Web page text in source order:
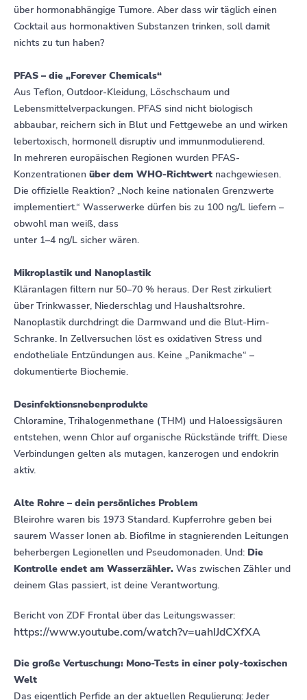
über hormonabhängige Tumore. Aber dass wir täglich einen
Cocktail aus hormonaktiven Substanzen trinken, soll damit
nichts zu tun haben?
PFAS – die „Forever Chemicals“
Aus Teflon, Outdoor-Kleidung, Löschschaum und
Lebensmittelverpackungen. PFAS sind nicht biologisch
abbaubar, reichern sich in Blut und Fettgewebe an und wirken
lebertoxisch, hormonell disruptiv und immunmodulierend.
In mehreren europäischen Regionen wurden PFAS-
Konzentrationen über dem WHO-Richtwert nachgewiesen.
Die offizielle Reaktion? „Noch keine nationalen Grenzwerte
implementiert.“ Wasserwerke dürfen bis zu 100 ng/L liefern –
obwohl man weiß, dass
unter 1–4 ng/L sicher wären.
Mikroplastik und Nanoplastik
Kläranlagen filtern nur 50–70 % heraus. Der Rest zirkuliert
über Trinkwasser, Niederschlag und Haushaltsrohre.
Nanoplastik durchdringt die Darmwand und die Blut-Hirn-
Schranke. In Zellversuchen löst es oxidativen Stress und
endotheliale Entzündungen aus. Keine „Panikmache“ –
dokumentierte Biochemie.
Desinfektionsnebenprodukte
Chloramine, Trihalogenmethane (THM) und Haloessigsäuren
entstehen, wenn Chlor auf organische Rückstände trifft. Diese
Verbindungen gelten als mutagen, kanzerogen und endokrin
aktiv.
Alte Rohre – dein persönliches Problem
Bleirohre waren bis 1973 Standard. Kupferrohre geben bei
saurem Wasser Ionen ab. Biofilme in stagnierenden Leitungen
beherbergen Legionellen und Pseudomonaden. Und: Die
Kontrolle endet am Wasserzähler. Was zwischen Zähler und
deinem Glas passiert, ist deine Verantwortung.
Bericht von ZDF Frontal über das Leitungswasser:
https://www.youtube.com/watch?v=uahIJdCXfXA
Die große Vertuschung: Mono-Tests in einer poly-toxischen
Welt
Das eigentlich Perfide an der aktuellen Regulierung: Jeder